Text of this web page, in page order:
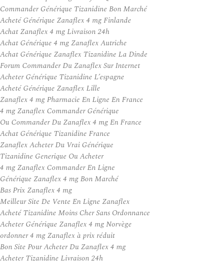
Commander Générique Tizanidine Bon Marché
Acheté Générique Zanaflex 4 mg Finlande
Achat Zanaflex 4 mg Livraison 24h
Achat Générique 4 mg Zanaflex Autriche
Achat Générique Zanaflex Tizanidine La Dinde
Forum Commander Du Zanaflex Sur Internet
Acheter Générique Tizanidine L’espagne
Acheté Générique Zanaflex Lille
Zanaflex 4 mg Pharmacie En Ligne En France
4 mg Zanaflex Commander Générique
Ou Commander Du Zanaflex 4 mg En France
Achat Générique Tizanidine France
Zanaflex Acheter Du Vrai Générique
Tizanidine Generique Ou Acheter
4 mg Zanaflex Commander En Ligne
Générique Zanaflex 4 mg Bon Marché
Bas Prix Zanaflex 4 mg
Meilleur Site De Vente En Ligne Zanaflex
Acheté Tizanidine Moins Cher Sans Ordonnance
Acheter Générique Zanaflex 4 mg Norvège
ordonner 4 mg Zanaflex à prix réduit
Bon Site Pour Acheter Du Zanaflex 4 mg
Acheter Tizanidine Livraison 24h